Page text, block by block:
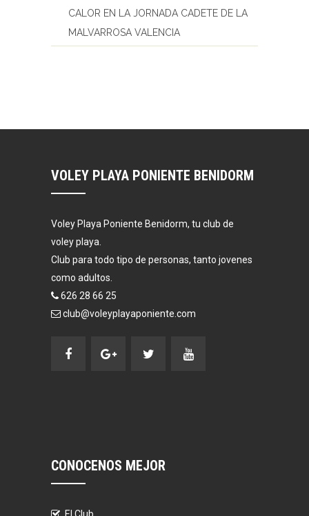
CALOR EN LA JORNADA CADETE DE LA
MALVARROSA VALENCIA
VOLEY PLAYA PONIENTE BENIDORM
Voley Playa Poniente Benidorm, tu club de
voley playa.
Club para todo tipo de personas, tanto jovenes
como adultos.
626 28 66 25
club@voleyplayaponiente.com
CONOCENOS MEJOR